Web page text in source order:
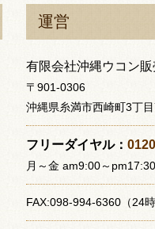
運営
有限会社沖縄ウコン販
〒901-0306
沖縄県糸満市西崎町3丁
フリーダイヤル：
月～金 am9:00～pm17:30
FAX:098-994-6360（24時